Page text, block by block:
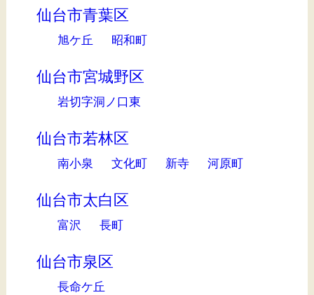
仙台市青葉区
旭ケ丘 昭和町
仙台市宮城野区
岩切字洞ノ口東
仙台市若林区
南小泉 文化町 新寺 河原町
仙台市太白区
富沢 長町
仙台市泉区
長命ケ丘